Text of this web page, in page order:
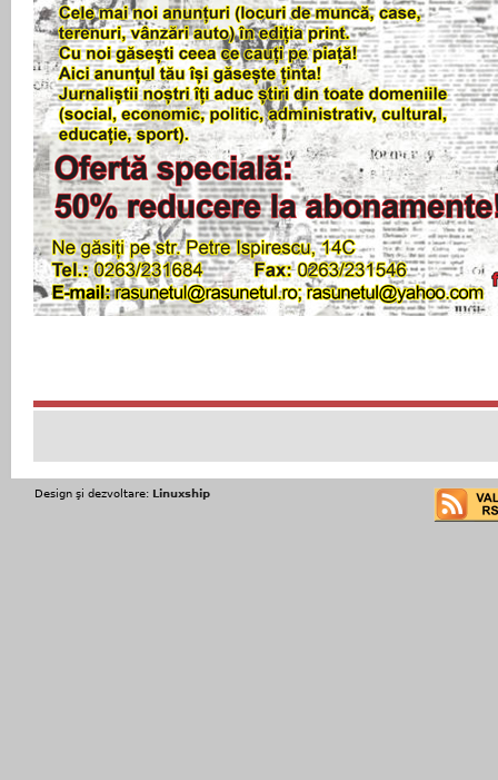
Design şi dezvoltare: Linuxship